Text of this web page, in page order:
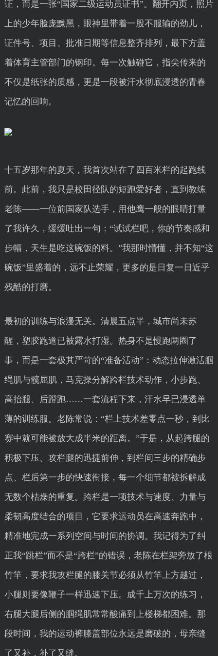
证，而是一张“国家二级运动员证书”。翻开内页，照片
上的少年脸庞黝黑，眼神里带着一股不服输的劲儿，
证件号、项目、批准日期等信息整齐排列，最下方盖
着体育主管部门的钢印。每一次触碰它，指尖传来的
不仅是纸张的质感，更是一段被汗水彻底浸透的青春
记忆的回响。
十五岁那年的夏天，我首次站在了四百米栏的起跑线
前。此前，我只是校田径队的短跑爱好者，直到教练
老陈——一位前国家队选手，用他鹰一般的眼睛打量
了我许久，缓缓吐出一句：“试试栏吧，你的节奏感和
步幅，天生是吃这碗饭的料。”我那时懵懂，并不知“这
碗饭”里盛着的，远不止荣耀，更多的是日复一日近乎
残酷的打磨。
最初的训练与浪漫无关。清晨五点半，城市尚未苏
醒，塑胶跑道已被露水打湿。热身不是慢跑两圈了
事，而是一套极其严苛的“准备活动”：动态拉伸激活腘
绳肌与髋屈肌，马克操分解跨栏技术动作，小步跑、
高抬腿、后蹬跑……一套流程下来，汗水早已浸透单
薄的训练服。老陈常说：“栏上技术差零点一秒，到比
赛中就可能被放大成半米的距离。”于是，从起跨腿的
积极下压、攻栏腿的迅捷前伸，到栏间三步的精确步
点、栏后第一步的快速衔接，每一个细节都被拆解成
无数个枯燥的重复。跨栏是一项技术与速度、力量与
柔韧高度结合的项目，它要求运动员在高速奔跑中，
精准地完成一系列空间与时间的协调。我记得为了纠
正我“跳栏”而不是“跨栏”的错误，老陈在栏架旁放了根
竹竿，要求我攻栏腿的膝关节必须从竹竿上方越过，
小腿则要像鞭子一样迅速下压。成千上万次的练习，
右腿大腿后侧的腘绳肌常常酸痛到上楼梯都困难。那
段时间，我的运动裤膝盖部位永远是磨破的，母亲缝
了又补，补了又缝。